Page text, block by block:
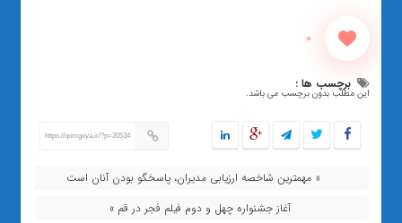
0
برچسب ها :
این مطلب بدون برچسب می باشد.
https://qomgoya.ir/?p=20534
« مهمترین شاخصه ارزیابی مدیران، پاسخگو بودن آنان است
آغاز جشنواره چهل و دوم فیلم فجر در قم »